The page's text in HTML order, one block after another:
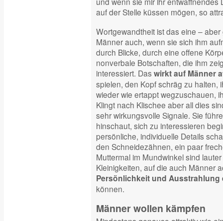
auf der Stelle küssen mögen, so
Wortgewandtheit ist das eine –
Männer auch, wenn sie sich ihm
durch Blicke, durch eine offene
nonverbale Botschaften, die ihm
interessiert. Das wirkt auf Männer
spielen, den Kopf schräg zu halten,
wieder wie ertappt wegzuschauen,
Klingt nach Klischee aber all dies
sehr wirkungsvolle Signale. Sie
hinschaut, sich zu interessieren
persönliche, individuelle Details
den Schneidezähnen, ein paar
Muttermal im Mundwinkel sind
Kleinigkeiten, auf die auch Männer
Persönlichkeit und Ausstrahlung
können.
Männer wollen kämpfen